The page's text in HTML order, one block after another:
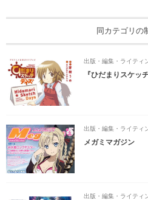
同カテゴリの
出版・編集・ライティ
『ひだまりスケッ
出版・編集・ライティ
メガミマガジン
出版・編集・ライティ